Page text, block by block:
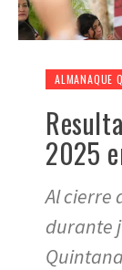
ALMANAQUE
2025
Al cierre
durante
Quintana